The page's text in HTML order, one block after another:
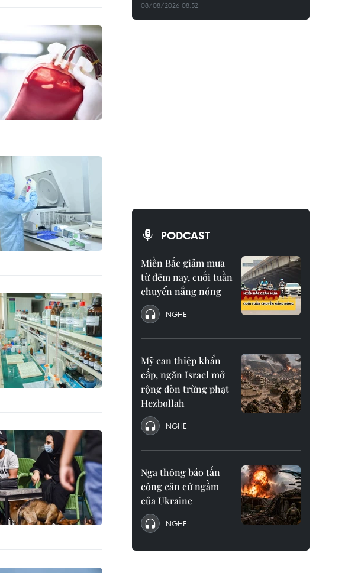
08/08/2026 08:52
PODCAST
Miền Bắc giảm mưa
từ đêm nay, cuối tuần
chuyển nắng nóng
NGHE
Mỹ can thiệp khẩn
cấp, ngăn Israel mở
rộng đòn trừng phạt
Hezbollah
NGHE
Nga thông báo tấn
công căn cứ ngầm
của Ukraine
NGHE